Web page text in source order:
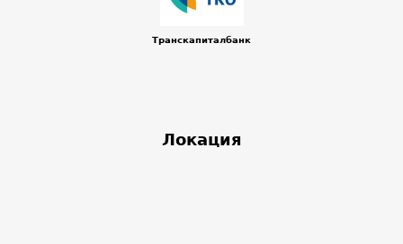
Транскапиталбанк
Локация